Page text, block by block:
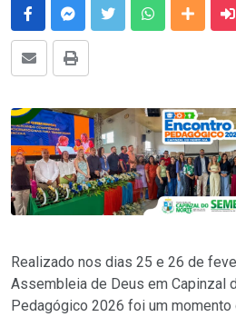
FacebookMessenger
Twitter Whatsapp
E-mail
Realizado nos dias 25 e 26 de
Assembleia de Deus em Capinzal
Pedagógico 2026 foi um